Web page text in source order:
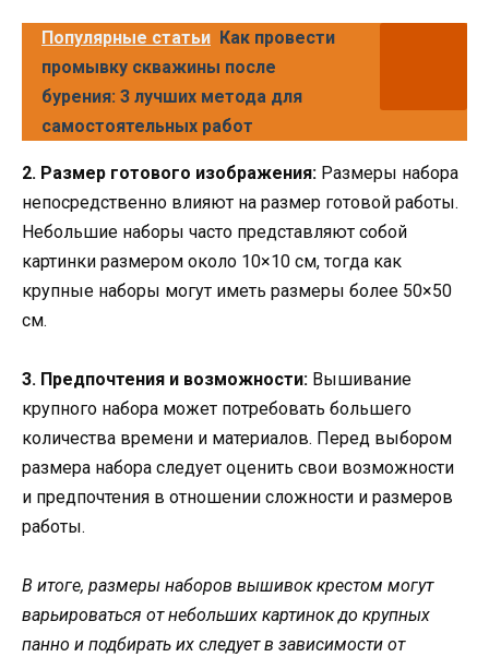
Популярные статьи Как провести
промывку скважины после
бурения: 3 лучших метода для
самостоятельных работ
2. Размер готового изображения: Размеры набора
непосредственно влияют на размер готовой работы.
Небольшие наборы часто представляют собой
картинки размером около 10×10 см, тогда как
крупные наборы могут иметь размеры более 50×50
см.
3. Предпочтения и возможности: Вышивание
крупного набора может потребовать большего
количества времени и материалов. Перед выбором
размера набора следует оценить свои возможности
и предпочтения в отношении сложности и размеров
работы.
В итоге, размеры наборов вышивок крестом могут
варьироваться от небольших картинок до крупных
панно и подбирать их следует в зависимости от